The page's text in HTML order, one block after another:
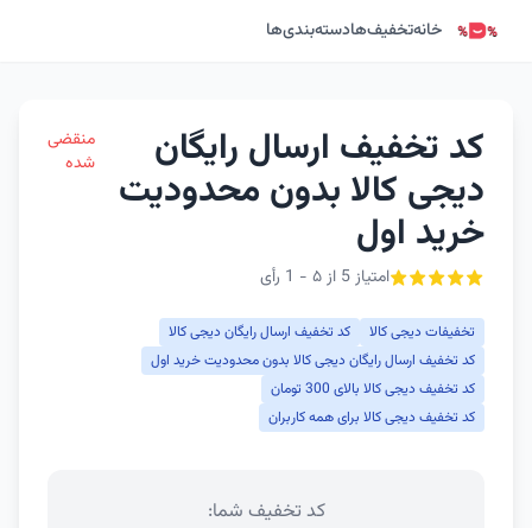
خانهتخفیف‌هادسته‌بندی‌ها
کد تخفیف ارسال رایگان
دیجی کالا بدون محدودیت
خرید اول
امتیاز 5 از ۵ - 1 رأی
منقضی
شده
تخفیفات دیجی کالا
کد تخفیف ارسال رایگان دیجی کالا
کد تخفیف ارسال رایگان دیجی کالا بدون محدودیت خرید اول
کد تخفیف دیجی کالا بالای 300 تومان
کد تخفیف دیجی کالا برای همه کاربران
کد تخفیف شما: